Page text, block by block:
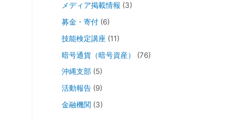
メディア掲載情報 (3)
募金・寄付 (6)
技能検定講座 (11)
暗号通貨（暗号資産）
(76)
沖縄支部 (5)
活動報告 (9)
金融機関 (3)